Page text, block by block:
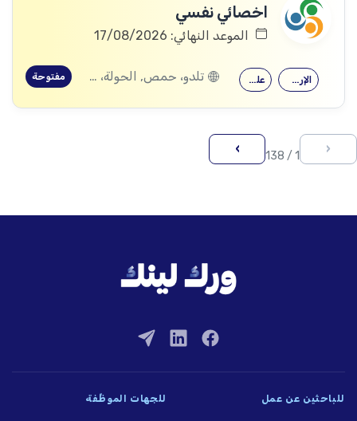
اخصائي نفسي
الموعد النهائي: 17/08/2026
علم النفس الإرشاد النفسي تلدو، حمص, الحولة، حمص مفتوحة
‹
1 / 138
›
للباحثين عن عمل للجهات الموظِّفة